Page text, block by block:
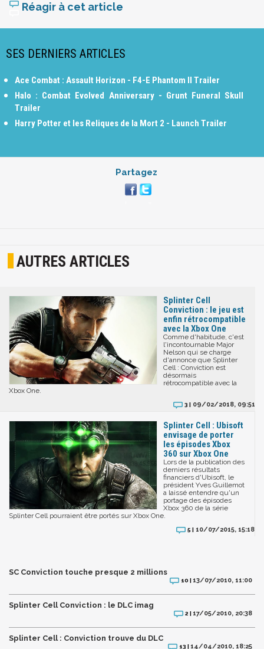
Réagir à cet article
SES DERNIERS ARTICLES
Ace Combat : Assault Horizon - F4-E Phantom II Trailer
Halo : Combat Evolved Anniversary - Grunt Funeral Skull
Trailer
Harry Potter et les Reliques de la Mort 2 - Launch Trailer
Partagez
AUTRES ARTICLES
Splinter Cell
Conviction : le jeu est
enfin rétrocompatible
avec la Xbox One
Comme d'habitude, c'est
l'incontournable Major
Nelson qui se charge
d'annonce que Splinter
Cell : Conviction est
désormais
rétrocompatible avec la
Xbox One.
3 | 09/02/2018, 09:51
Splinter Cell : Ubisoft
envisage de porter
les épisodes Xbox
360 sur Xbox One
Lors de la publication des
derniers résultats
financiers d'Ubisoft, le
président Yves Guillemot
a laissé entendre qu'un
portage des épisodes
Xbox 360 de la série
Splinter Cell pourraient être portés sur Xbox One.
5 | 10/07/2015, 15:18
SC Conviction touche presque 2 millions
10 |13/07/2010, 11:00
Splinter Cell Conviction : le DLC imag
2 |17/05/2010, 20:38
Splinter Cell : Conviction trouve du DLC
13 |14/04/2010, 18:25